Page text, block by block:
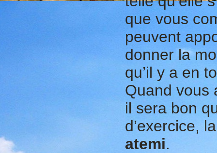
que vous
peuvent
donner la
qu’il y a en
Quand vous
il sera bon
d’exercice,
atemi.